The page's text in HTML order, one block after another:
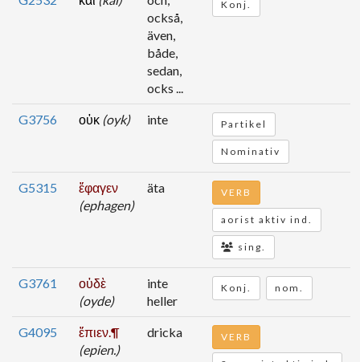
också,
även,
både,
sedan,
ocks ...
Konj.
G3756 οὐκ (oyk) inte Partikel
Nominativ
G5315
ἔφαγεν
(ephagen)
äta VERB
aorist aktiv ind.
sing.
G3761
οὐδὲ
(oyde)
inte
heller
Konj. nom.
G4095
ἔπιεν.¶
(epien.)
dricka VERB